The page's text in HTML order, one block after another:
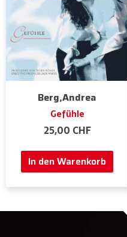
Berg,Andrea
Gefühle
25,00 CHF
In den Warenkorb